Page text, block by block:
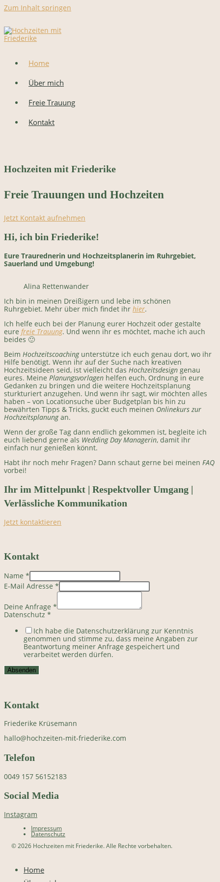
Zum Inhalt springen
Home
Über mich
Freie Trauung
Kontakt
Hochzeiten mit Friederike
Freie Trauungen und Hochzeiten
Jetzt Kontakt aufnehmen
Hi, ich bin Friederike!
Eure Traurednerin und Hochzeitsplanerin im Ruhrgebiet,
Sauerland und Umgebung!
Alina Rettenwander
Ich bin in meinen Dreißigern und lebe im schönen
Ruhrgebiet. Mehr über mich findet ihr hier.
Ich helfe euch bei der Planung eurer Hochzeit oder gestalte
eure freie Trauung. Und wenn ihr es möchtet, mache ich auch
beides 🙂
Beim Hochzeitscoaching unterstütze ich euch genau dort, wo ihr
Hilfe benötigt. Wenn ihr auf der Suche nach kreativen
Hochzeitsideen seid, ist vielleicht das Hochzeitsdesign genau
eures. Meine Planungsvorlagen helfen euch, Ordnung in eure
Gedanken zu bringen und die weitere Hochzeitsplanung
sturkturiert anzugehen. Und wenn ihr sagt, wir möchten alles
haben – von Locationsuche über Budgetplan bis hin zu
bewährten Tipps & Tricks, guckt euch meinen Onlinekurs zur
Hochzeitsplanungan.
Wenn der große Tag dann endlich gekommen ist, begleite ich
euch liebend gerne als Wedding Day Managerin, damit ihr
einfach nur genießen könnt.
Habt ihr noch mehr Fragen? Dann schaut gerne bei meinen FAQ
vorbei!
Ihr im Mittelpunkt | Respektvoller Umgang |
Verlässliche Kommunikation
Jetzt kontaktieren
Kontakt
Name *
E-Mail Adresse *
Deine Anfrage *
Datenschutz *
Ich habe die Datenschutzerklärung zur Kenntnis
genommen und stimme zu, dass meine Angaben zur
Beantwortung meiner Anfrage gespeichert und
verarbeitet werden dürfen.
Absenden
Kontakt
Friederike Krüsemann
hallo@hochzeiten-mit-friederike.com
Telefon
0049 157 56152183
Social Media
Instagram
Impressum
Datenschutz
© 2026 Hochzeiten mit Friederike. Alle Rechte vorbehalten.
Home